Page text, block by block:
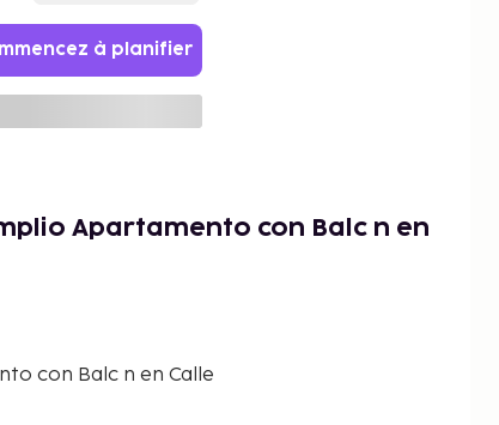
à planifier
Apartamento con Balc n en
con Balc n en Calle